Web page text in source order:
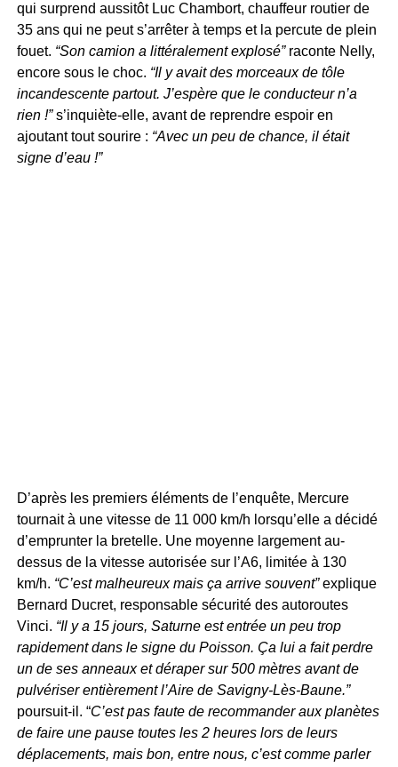
qui surprend aussitôt Luc Chambort, chauffeur routier de
35 ans qui ne peut s’arrêter à temps et la percute de plein
fouet. “Son camion a littéralement explosé”raconte Nelly,
encore sous le choc. “Il y avait des morceaux de tôle
incandescente partout. J’espère que le conducteur n’a
rien !”s’inquiète-elle, avant de reprendre espoir en
ajoutant tout sourire : “Avec un peu de chance, il était
signe d’eau !”
D’après les premiers éléments de l’enquête, Mercure
tournait à une vitesse de 11 000 km/h lorsqu’elle a décidé
d’emprunter la bretelle. Une moyenne largement au-
dessus de la vitesse autorisée sur l’A6, limitée à 130
km/h. “C’est malheureux mais ça arrive souvent”explique
Bernard Ducret, responsable sécurité des autoroutes
Vinci. “Il y a 15 jours, Saturne est entrée un peu trop
rapidement dans le signe du Poisson. Ça lui a fait perdre
un de ses anneaux et déraper sur 500 mètres avant de
pulvériser entièrement l’Aire de Savigny-Lès-Baune.”
poursuit-il. “C’est pas faute de recommander aux planètes
de faire une pause toutes les 2 heures lors de leurs
déplacements, mais bon, entre nous, c’est comme parler